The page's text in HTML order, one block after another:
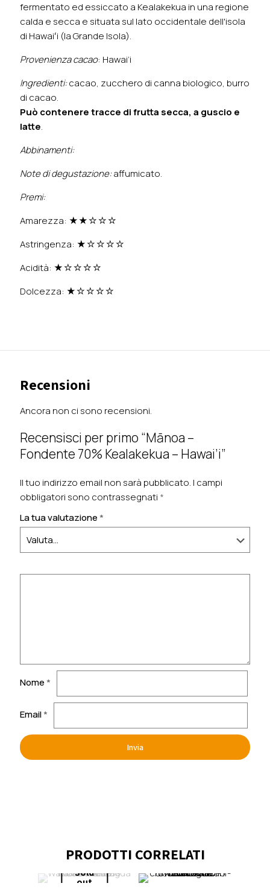
fermentato ed essiccato a Kealakekua in una regione
calda e secca e situata sul lato occidentale dell'isola
di Hawaiʻi (la Grande Isola).
Provenienza cacao: Hawai’i
Ingredienti:cacao, zucchero di canna biologico, burro
di cacao.
Può contenere tracce di frutta secca, a guscio e
latte.
Abbinamenti:
Note di degustazione:affumicato.
Premi:
Amarezza: ★★☆☆☆
Astringenza: ★☆☆☆☆
Acidità: ★☆☆☆☆
Dolcezza: ★☆☆☆☆
Recensioni
Ancora non ci sono recensioni.
Recensisci per primo “Mānoa –
Fondente 70% Kealakekua – Hawai’i”
Il tuo indirizzo email non sarà pubblicato. I campi
obbligatori sono contrassegnati *
La tua valutazione *
Nome *
Email*
PRODOTTI CORRELATI
Sold
out